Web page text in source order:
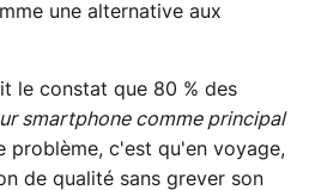
une alternative aux
le constat que 80 % des
smartphone comme principal
problème, c'est qu'en voyage,
de qualité sans grever son